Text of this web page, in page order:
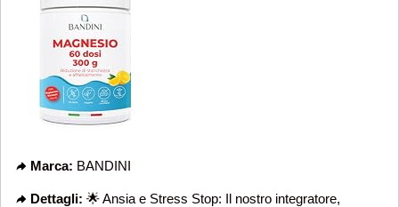
Marca: BANDINI
Dettagli: 🌟 Ansia e Stress Stop: Il nostro integratore,